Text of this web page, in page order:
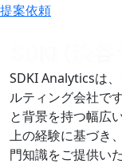
提案依頼
SDKI Analyticsは
ルティング会社で
と背景を持つ幅広
上の経験に基づき
門知識をご提供い